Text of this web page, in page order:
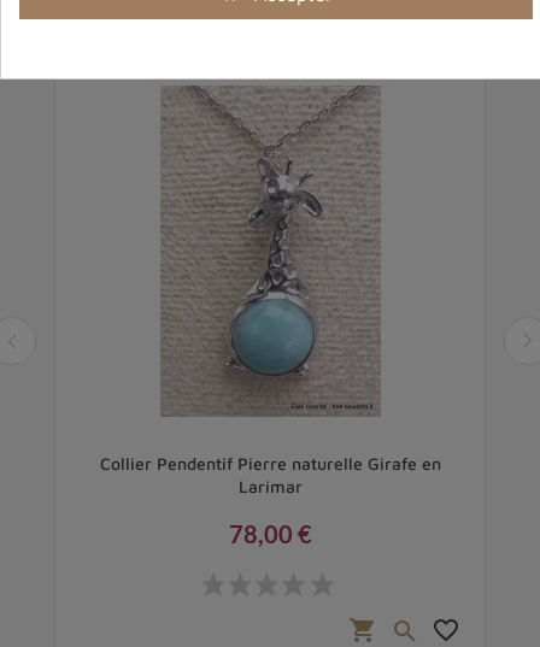
Collier Pendentif Pierre naturelle Girafe en
Larimar
78,00 €
shopping_cart  favorite_border